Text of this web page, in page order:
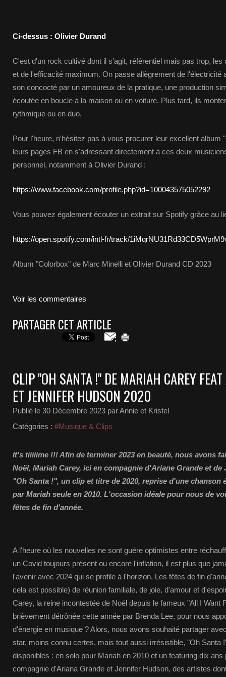
Ci-dessus : Olivier Durand
C'est d'un rock cultivé dont il s'agit, référentiel mais pas trop, les
et de l'efficacité maximum. On passe allègrement de l'électricité
son concocté par un amoureux de la pratique, une production
écoutée en boucle à la maison ou en voiture. Plus tard, ils
rythmique ou en duo.
Pour l'heure, n'hésitez pas à vous procurer leur excellent album
leurs pages FB en s'adressant directement à ces deux
personnel, notamment à Olivier Durand :
https://www.facebook.com/profile.php?id=100043575052292
Vous pouvez également écouter un extrait sur Spotify grâce au
https://open.spotify.com/intl-fr/track/
Album "Colorbox" de Marc Minelli et Olivier Durand CD 2023
Voir les commentaires
PARTAGER CET ARTICLE
CLIP "OH SANTA !" DE MARIAH CAREY
ET JENNIFER HUDSON 2020
Publié le 30 Décembre 2023 par Annie et Kristel
Catégories : #Musique & Clips
It's tiiiiime !!! Afin de terminer 2023 en beauté, nous avons
Noël, Mariah Carey, ici en compagnie d'Ariane Grande et
"Oh Santa !", un clip et titre de 2020, reprise d'une chanson
par Mariah seule en 2010. L'occasion idéale pour nous de
fêtes de fin d'année.
A l'heure où les nouvelles ne sont guère optimistes entre
un Covid toujours présent ou encore l'inflation, il est plus que
l'avenir avec 2024 qui se profile à l'horizon. Les fêtes de fin
cela est possible) de réunion familiale, de joie, d'amour et
Carey, la reine incontestée de Noël depuis le fameux "All I Want
brièvement détrônée cette année par Brenda Lee, pour nous
d'énergie en musique ? Alors, nous avons souhaité partager
star, moins connu certes, mais tout aussi irrésistible, "Oh Santa
disponibles : en solo pour Mariah en 2010 et un featuring dix ans
compagnie d'Ariana Grande et Jennifer Hudson, des artistes